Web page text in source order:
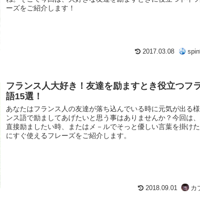
ーズをご紹介します！
2017.03.08
フランス人大好き！友達を励ますとき役立つフ
語15選！
あなたはフランス人の友達が落ち込んでいる時に元気が出る
ンス語で励ましてあげたいと思う事はありませんか？今回は
直接励ましたい時、またはメ－ルでそっと優しい言葉を掛け
にすぐ使えるフレーズをご紹介します。
2018.09.01 カ